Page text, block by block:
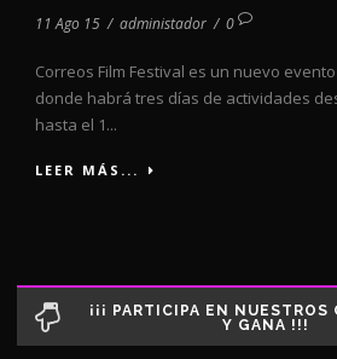
11 Ago 15 / administador / 0
Correos Film Festival es un nuevo
donde habrá tres días de actividades
hasta el 1...
LEER MÁS...
¡¡¡ PARTICIPA EN NUESTROS
Y GANA !!!